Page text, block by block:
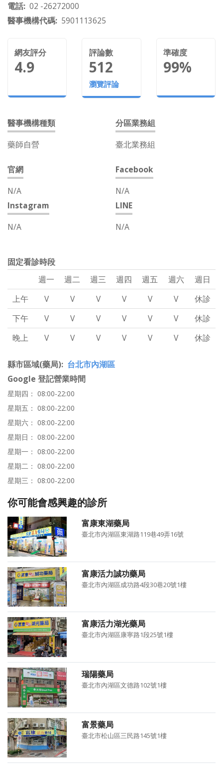
電話 02 -26272000
醫事機構代碼 5901113625
網友評分
4.9
評論數
512
瀏覽評論
準確度
99%
醫事機構種類
藥師自營
分區業務組
臺北業務組
官網
N/A
Facebook
N/A
Instagram
N/A
LINE
N/A
固定看診時段
週一
週二 週三 週四 週五 週六
週日
上午
V V V V V V
休診
下午
V V V V V V
休診
晚上
V V V V V V 休診
縣市區域(藥局) 台北市內湖區
Google 登記營業時間
星期四： 08:00-22:00
星期五： 08:00-22:00
星期六： 08:00-22:00
星期日： 08:00-22:00
星期一： 08:00-22:00
星期二： 08:00-22:00
星期三： 08:00-22:00
你可能會感興趣的診所
富康東湖藥局
臺北市內湖區東湖路119巷49弄16號
富康活力誠功藥局
臺北市內湖區成功路4段30巷20號1樓
富康活力湖光藥局
臺北市內湖區康寧路1段25號1樓
瑞陽藥局
臺北市內湖區文德路102號1樓
富景藥局
臺北市松山區三民路145號1樓